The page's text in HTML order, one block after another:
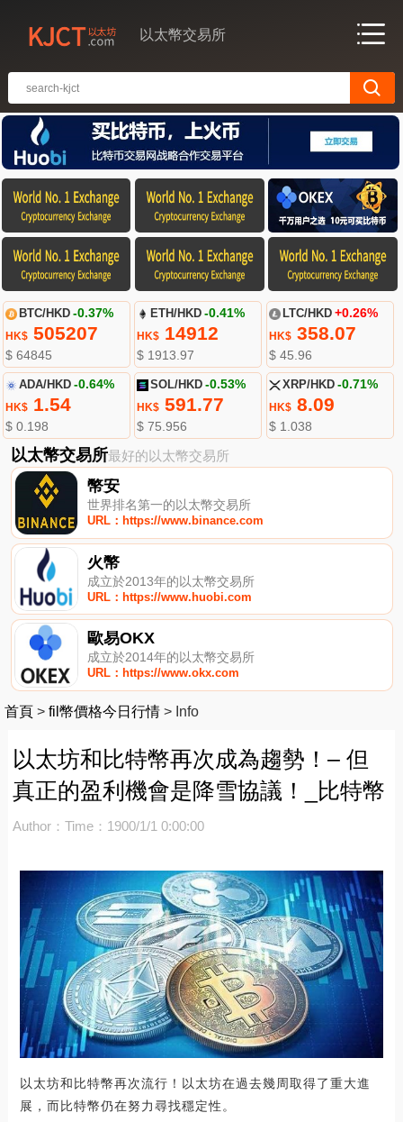
以太幣交易所
BTC/HKD -0.37%
HK$505207
$ 64845
ETH/HKD -0.41%
HK$ 14912
$ 1913.97
LTC/HKD +0.26%
HK$358.07
$ 45.96
ADA/HKD -0.64%
HK$1.54
$ 0.198
SOL/HKD -0.53%
HK$ 591.77
$ 75.956
XRP/HKD -0.71%
HK$8.09
$ 1.038
以太幣交易所最好的以太幣交易所
幣安
世界排名第一的以太幣交易所
URL：https://www.binance.com
火幣
成立於2013年的以太幣交易所
URL：https://www.huobi.com
歐易OKX
成立於2014年的以太幣交易所
URL：https://www.okx.com
首頁 > fil幣價格今日行情 > Info
以太坊和比特幣再次成為趨勢！– 但
真正的盈利機會是降雪協議！_比特幣
Author： Time：1900/1/1 0:00:00
以太坊和比特幣再次流行！以太坊在過去幾周取得了重大進
展，而比特幣仍在努力尋找穩定性。